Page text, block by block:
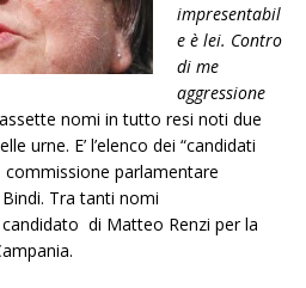
impresentabil
e è lei. Contro
di me
aggressione
nomi in tutto resi noti due
urne. E’ l’elenco dei “candidati
parlamentare
Tra tanti nomi
di Matteo Renzi per la